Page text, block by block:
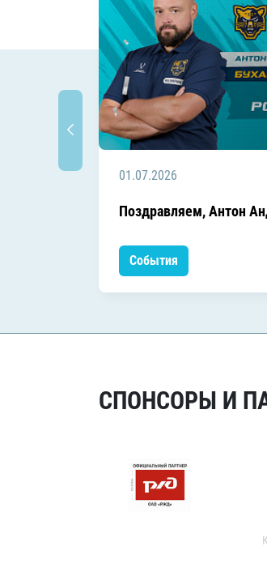
01.07.2026
Поздравляем, Антон
События
СПОНСОРЫ И